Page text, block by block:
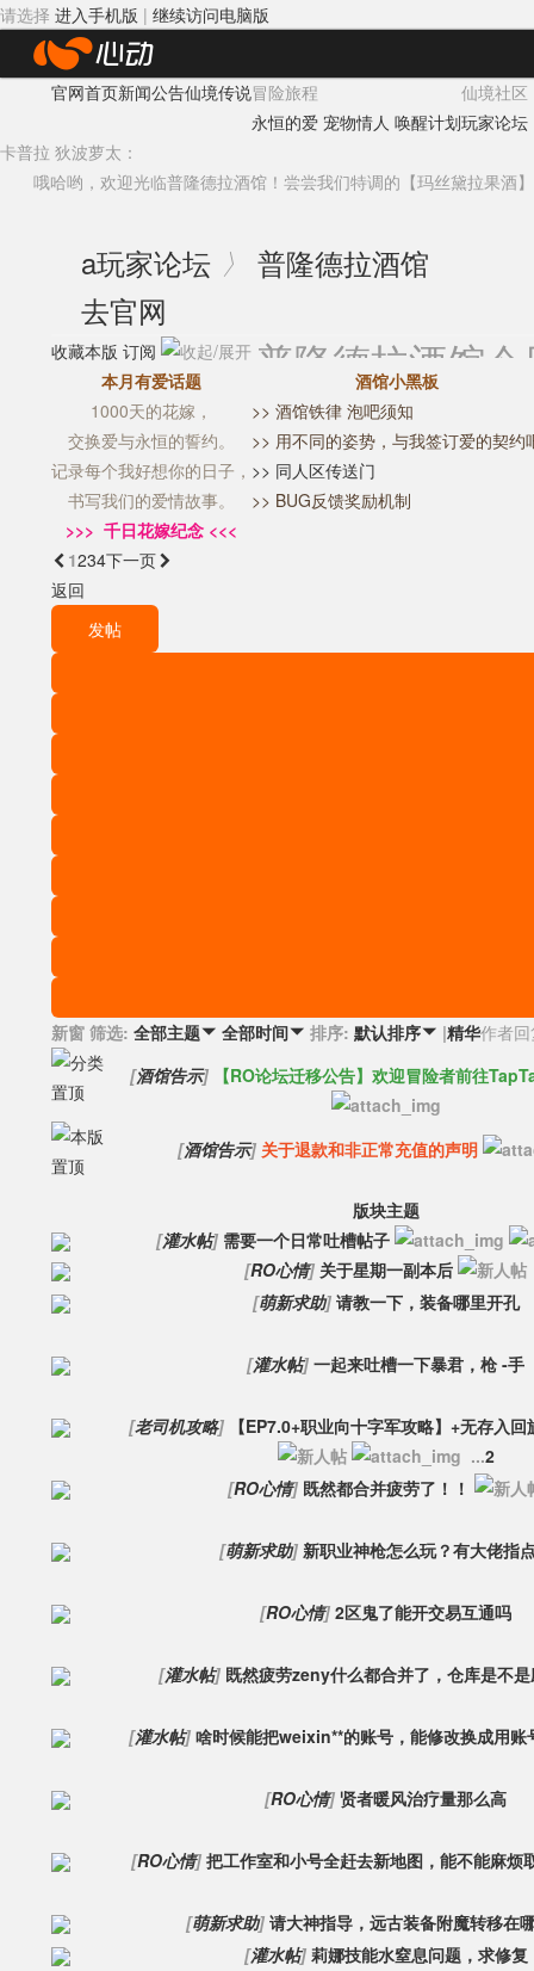
请选择 进入手机版 | 继续访问电脑版
心
动
络
官网首页新闻公告仙境传说冒险旅程
永恒的爱 宠物情人 唤醒计划
仙境社区
玩家论坛
卡普拉 狄波萝太：
哦哈哟，欢迎光临普隆德拉酒馆！尝尝我们特调的 【玛丝黛拉果酒】
a玩家论坛 〉 普隆德拉酒馆
去官网
收藏本版 订阅 普隆德拉酒馆
本月有爱话题
1000天的花嫁，
交换爱与永恒的誓约。
记录每个我好想你的日子，
书写我们的爱情故事。
>>> 千日花嫁纪念 <<<
酒馆小黑板
>> 酒馆铁律 泡吧须知
>> 用不同的姿势，与我签订爱的契约
>> 同人区传送门
>> BUG反馈奖励机制
 1234下一页
返回
发帖
新窗 筛选: 全部主题 全部时间  排序: 默认排序 |精华作者
[酒馆告示] 【RO论坛迁移公告】欢迎冒险者前往
[酒馆告示] 关于退款和非正常充值的声明
版块主题
[灌水帖] 需要一个日常吐槽帖子
[RO心情] 关于星期一副本后
[萌新求助] 请教一下，装备哪里开孔
[灌水帖] 一起来吐槽一下暴君，枪 -手
[老司机攻略]
【EP7.0+职业向十字军攻略】+无存入
...2
[RO心情] 既然都合并疲劳了！！
[萌新求助] 新职业神枪怎么玩？有大佬指
[RO心情] 2区鬼了能开交易互通吗
[灌水帖] 既然疲劳zeny什么都合并了，仓库是不
[灌水帖] 啥时候能把weixin**的账号，能修改换成用账
[RO心情] 贤者暖风治疗量那么高
[RO心情] 把工作室和小号全赶去新地图，能不能麻烦
[萌新求助] 请大神指导，远古装备附魔转移在
[灌水帖] 莉娜技能水窒息问题，求修复